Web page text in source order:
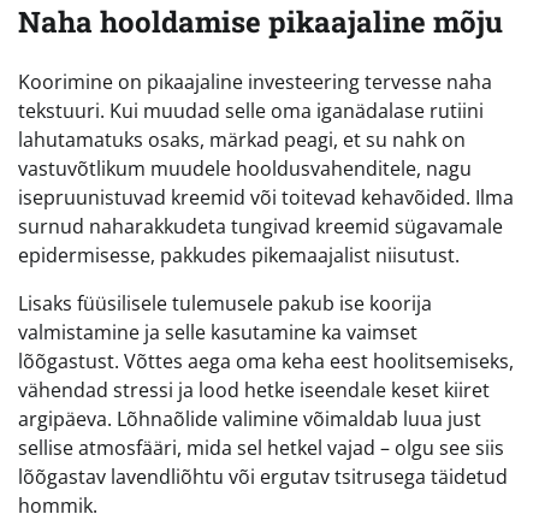
Naha hooldamise pikaajaline mõju
Koorimine on pikaajaline investeering tervesse naha
tekstuuri. Kui muudad selle oma iganädalase rutiini
lahutamatuks osaks, märkad peagi, et su nahk on
vastuvõtlikum muudele hooldusvahenditele, nagu
isepruunistuvad kreemid või toitevad kehavõided. Ilma
surnud naharakkudeta tungivad kreemid sügavamale
epidermisesse, pakkudes pikemaajalist niisutust.
Lisaks füüsilisele tulemusele pakub ise koorija
valmistamine ja selle kasutamine ka vaimset
lõõgastust. Võttes aega oma keha eest hoolitsemiseks,
vähendad stressi ja lood hetke iseendale keset kiiret
argipäeva. Lõhnaõlide valimine võimaldab luua just
sellise atmosfääri, mida sel hetkel vajad – olgu see siis
lõõgastav lavendliõhtu või ergutav tsitrusega täidetud
hommik.